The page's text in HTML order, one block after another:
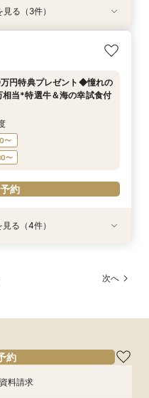
相談会
〜
約
見学前に不安解消◎あんし
〜
約
に結婚式を◆140万特典◆あ
デザート試食付
〜
約
る（3件）
円特典プレゼント◆憧れの
当*特選牛＆海の幸試食付
〜
〜
約
選牛フィレ試食付
約
約
約
◆煌めく自然光チャペル×2
幸Wメイン試食付き
〜
約
る（4件）
次へ
約
資料請求